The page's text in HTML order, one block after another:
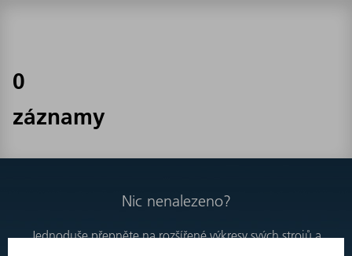
0
záznamy
Nic nenalezeno?
Jednoduše přepněte na rozšířené výkresy svých strojů a